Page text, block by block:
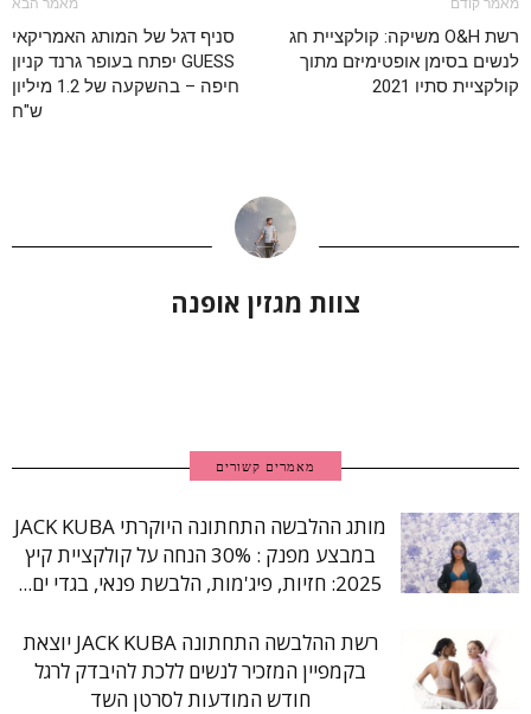
רשת O&H משיקה: קולקציית חג
לנשים בסימן אופטימיזם מתוך
קולקציית סתיו 2021
סניף דגל של המותג האמריקאי
GUESS יפתח בעופר גרנד קניון
חיפה – בהשקעה של 1.2 מיליון
ש"ח
צוות מגזין אופנה
מאמרים קשורים
מותג ההלבשה התחתונה היוקרתי JACK KUBA
במבצע מפנק : 30% הנחה על קולקציית קיץ
2025: חזיות, פיג'מות, הלבשת פנאי, בגדי ים...
רשת ההלבשה התחתונה JACK KUBA יוצאת
בקמפיין המזכיר לנשים ללכת להיבדק לרגל
חודש המודעות לסרטן השד